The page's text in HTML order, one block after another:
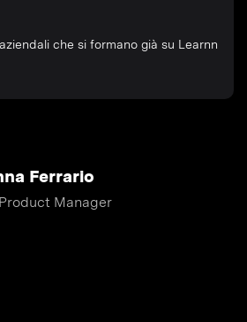
che si formano già su Learnn
Ferrario
Manager